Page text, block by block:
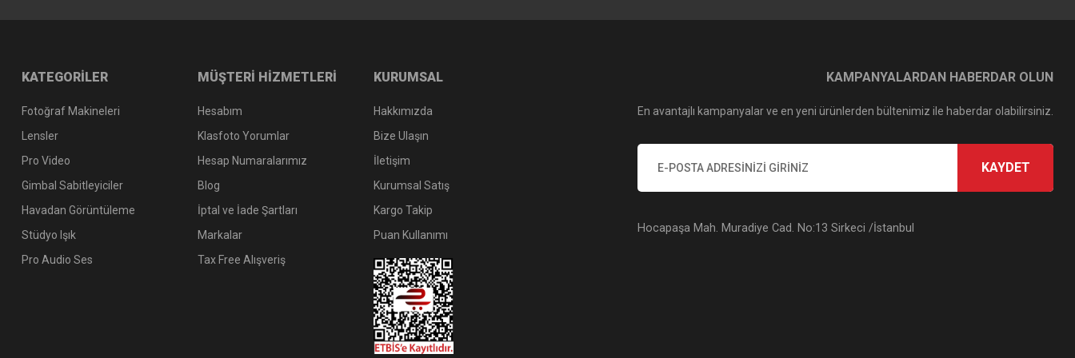
KATEGORİLER
Fotoğraf Makineleri
Lensler
Pro Video
Gimbal Sabitleyiciler
Havadan Görüntüleme
Stüdyo Işık
Pro Audio Ses
MÜŞTERİ HİZMETLERİ
Hesabım
Klasfoto Yorumlar
Hesap Numaralarımız
Blog
İptal ve İade Şartları
Markalar
Tax Free Alışveriş
KURUMSAL
Hakkımızda
Bize Ulaşın
İletişim
Kurumsal Satış
Kargo Takip
Puan Kullanımı
KAMPANYALARDAN HABERDAR OLUN
En avantajlı kampanyalar ve en yeni ürünlerden bültenimiz ile haberdar olabilirsiniz.
KAYDET
Hocapaşa Mah. Muradiye Cad. No:13 Sirkeci /İstanbul